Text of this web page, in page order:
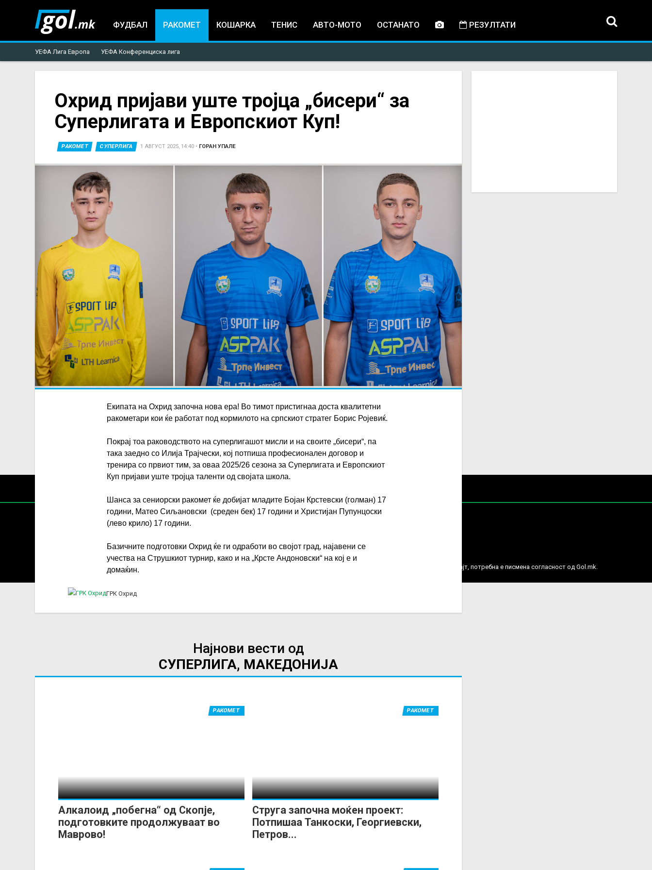
ФУДБАЛ РАКОМЕТ КОШАРКА ТЕНИС АВТО-МОТО ОСТАНАТО РЕЗУЛТАТИ
УЕФА Лига Европа УЕФА Конференциска лига
here
Охрид пријави уште тројца „бисери“ за
Суперлигата и Европскиот Куп!
РАКОМЕТ СУПЕРЛИГА 1 АВГУСТ 2025, 14:40 • ГОРАН УПАЛЕ
Екипата на Охрид започна нова ера! Во тимот пристигнаа доста квалитетни
ракометари кои ќе работат под кормилото на српскиот стратег Борис Ројевиќ.
Покрај тоа раководството на суперлигашот мисли и на своите „бисери“, па
така заедно со Илија Трајчески, кој потпиша професионален договор и
тренира со првиот тим, за оваа 2025/26 сезона за Суперлигата и Европскиот
Куп пријави уште тројца таленти од својата школа.
Шанса за сениорски ракомет ќе добијат младите Бојан Крстевски (голман) 17
години, Матео Сиљановски (среден бек) 17 години и Христијан Пупунцоски
(лево крило) 17 години.
Базичните подготовки Охрид ќе ги одработи во својот град, најавени се
учества на Струшкиот турнир, како и на „Крсте Андоновски“ на кој е и
домаќин.
ГРК Охрид
Најнови вести од
СУПЕРЛИГА, МАКЕДОНИЈА
Алкалоид „побегна“ од Скопје,
подготовките продолжуваат во
Маврово!
РАКОМЕТ
Струга започна моќен проект:
Потпишаа Танкоски, Георгиевски,
Петров...
РАКОМЕТ
Содржините на Gol.mk се заштитени со Законот за авторското право и сродните права.
За секоја форма на распространување, репродукција или комерцијална употреба на текстови, фотографии или податоци од овој веб сајт, потребна е писмена согласност од Gol.mk.